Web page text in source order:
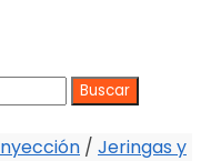
/ Jeringas y